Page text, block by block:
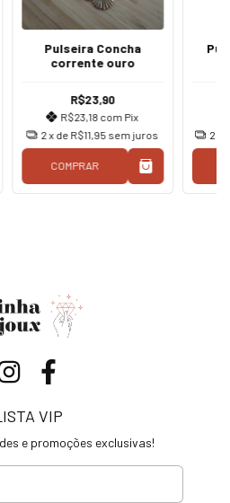
Pulseira Concha
corrente ouro
R$23,90
R$23,18 com Pix
2 x de R$11,95 sem juros
COMPRAR
2
VIP
e promoções exclusivas!